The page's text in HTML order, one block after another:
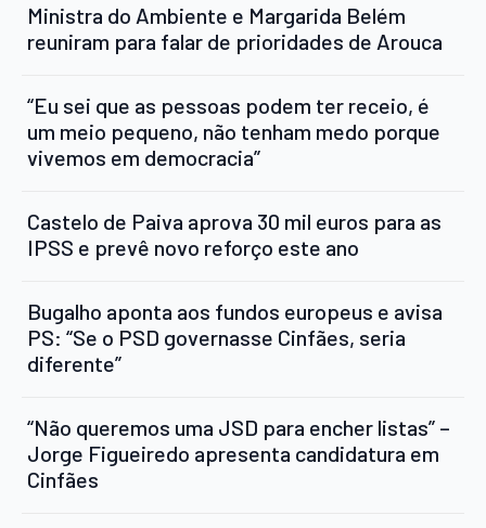
Ministra do Ambiente e Margarida Belém
reuniram para falar de prioridades de Arouca
“Eu sei que as pessoas podem ter receio, é
um meio pequeno, não tenham medo porque
vivemos em democracia”
Castelo de Paiva aprova 30 mil euros para as
IPSS e prevê novo reforço este ano
Bugalho aponta aos fundos europeus e avisa
PS: “Se o PSD governasse Cinfães, seria
diferente”
“Não queremos uma JSD para encher listas” –
Jorge Figueiredo apresenta candidatura em
Cinfães